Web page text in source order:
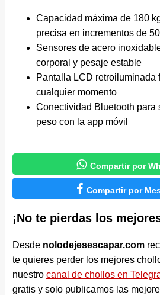
Capacidad máxima de 180
precisa en incrementos de
Sensores de acero
corporal y pesaje estable
Pantalla LCD retroiluminada
cualquier momento
Conectividad Bluetooth para
peso con la app móvil
 Compartir por
 Compartir por
¡No te pierdas los
Desde nolodejesescapar.com
te quieres perder los mejores
nuestro canal de chollos en
gratis y solo publicamos las